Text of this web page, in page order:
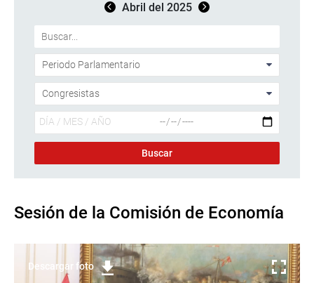
Abril del 2025
Sesión de la Comisión de Economía
Descargar foto